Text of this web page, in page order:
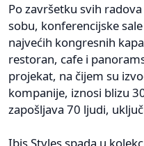
Po završetku svih
sobu, konferencijske
najvećih kongresnih
restoran, cafe i
projekat, na čijem su
kompanije, iznosi blizu
zapošljava 70 ljudi,